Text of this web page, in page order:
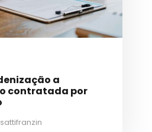
a
contratada por